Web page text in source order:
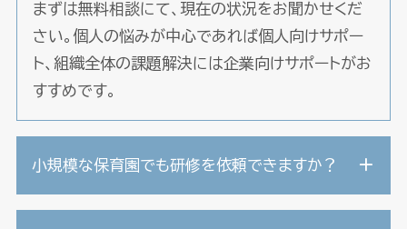
まずは無料相談にて、現在の状況をお聞かせくだ
さい。個人の悩みが中心であれば個人向けサポー
ト、組織全体の課題解決には企業向けサポートがお
すすめです。
小規模な保育園でも研修を依頼できますか？